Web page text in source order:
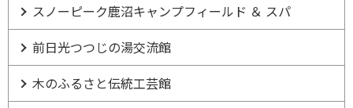
スノーピーク鹿沼キャンプフィールド ＆ スパ
前日光つつじの湯交流館
木のふるさと伝統工芸館